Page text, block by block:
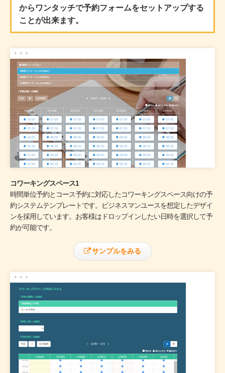
からワンタッチで予約フォームをセットアップする
ことが出来ます。
コワーキングスペース1
時間単位予約とコース予約に対応したコワーキングスペース向けの予
約システムテンプレートです。ビジネスマンユースを想定したデザイ
ンを採用しています。お客様はドロップインしたい日時を選択して予
約が可能です。
サンプルをみる